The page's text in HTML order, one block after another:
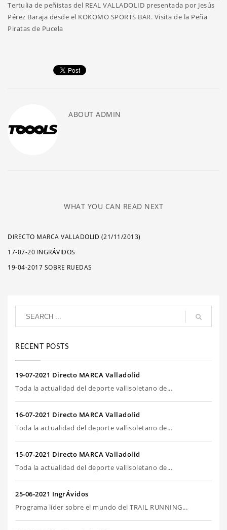
audio
Tertulia de peñistas del REAL VALLADOLID presentada por Jesús
Pérez Baraja desde el KOKOMO SPORTS BAR. Visita de la Peña
Piratas de Pucela
ABOUT ADMIN
WHAT YOU CAN READ NEXT
DIRECTO MARCA VALLADOLID (21/11/2013)
17-07-20 INGRÁVIDOS
19-04-2017 SOBRE RUEDAS
RECENT POSTS
19-07-2021 Directo MARCA Valladolid
Toda la actualidad del deporte vallisoletano de...
16-07-2021 Directo MARCA Valladolid
Toda la actualidad del deporte vallisoletano de...
15-07-2021 Directo MARCA Valladolid
Toda la actualidad del deporte vallisoletano de...
25-06-2021 IngrÁvidos
Programa líder sobre el mundo del TRAIL RUNNING...